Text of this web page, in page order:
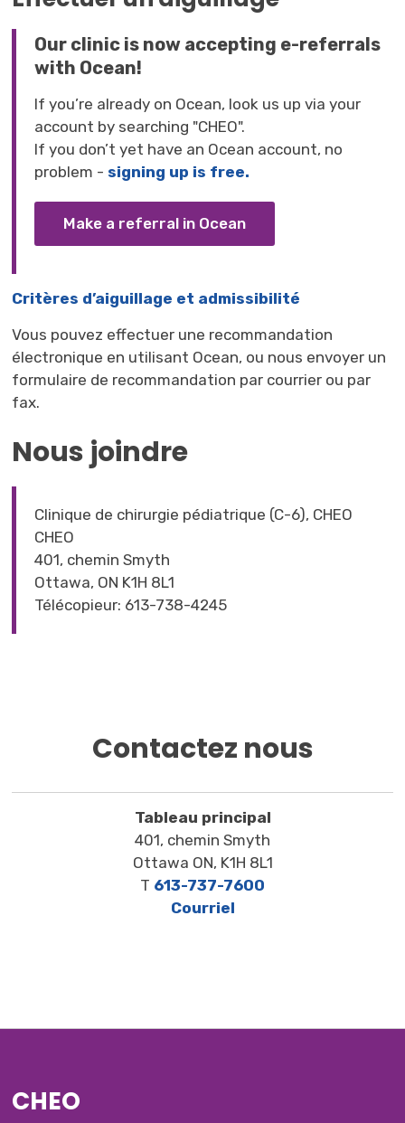
Our clinic is now accepting e-referrals
with Ocean!
If you’re already on Ocean, look us up via your
account by searching "CHEO".
If you don’t yet have an Ocean account, no
problem - signing up is free.
Make a referral in Ocean
Critères d’aiguillage et admissibilité
Vous pouvez effectuer une recommandation
électronique en utilisant Ocean, ou nous envoyer un
formulaire de recommandation par courrier ou par
fax.
Nous joindre
Clinique de chirurgie pédiatrique (C-6), CHEO
CHEO
401, chemin Smyth
Ottawa, ON K1H 8L1
Télécopieur: 613-738-4245
Contactez nous
Tableau principal
401, chemin Smyth
Ottawa ON, K1H 8L1
T 613-737-7600
Courriel
CHEO